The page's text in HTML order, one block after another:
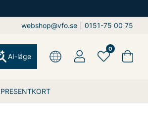
webshop@vfo.se 0151-75 00 75
PRESENTKORT
AI-läge
0